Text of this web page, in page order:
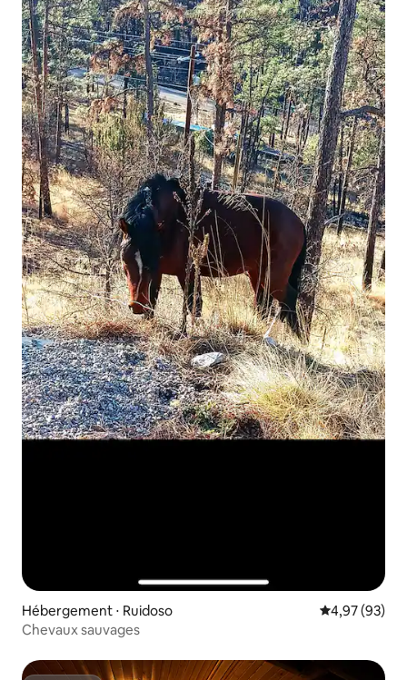
Hébergement ⋅ Ruidoso Évaluation
4,97 (93)
Chevaux sauvages